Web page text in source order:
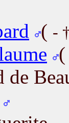
( -
de